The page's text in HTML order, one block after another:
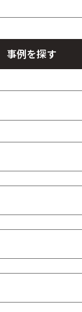
事例を探す